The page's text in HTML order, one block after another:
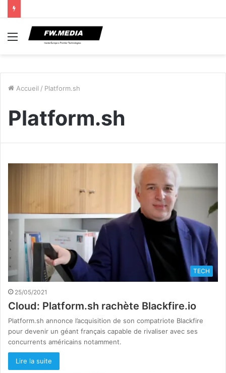
Menu
Accueil / Platform.sh
Platform.sh
TECH
25/05/2021
Cloud: Platform.sh rachète Blackfire.io
Platform.sh annonce l’acquisition de son compatriote Blackfire
pour devenir un géant français capable de rivaliser avec ses
concurrents américains notamment.
Lire la suite